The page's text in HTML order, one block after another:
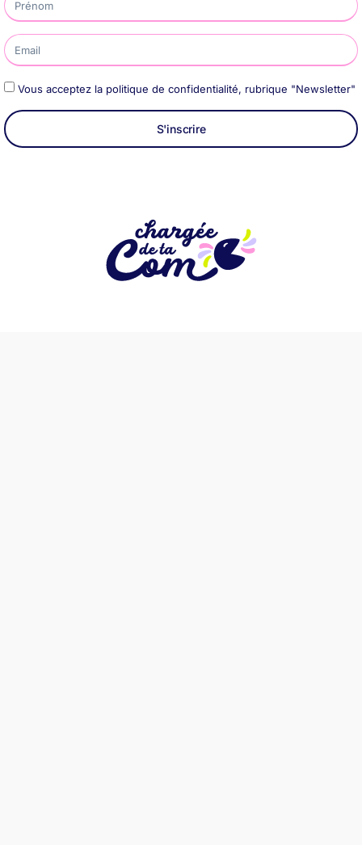
Vous acceptez la politique de confidentialité, rubrique "Newsletter"
S'inscrire